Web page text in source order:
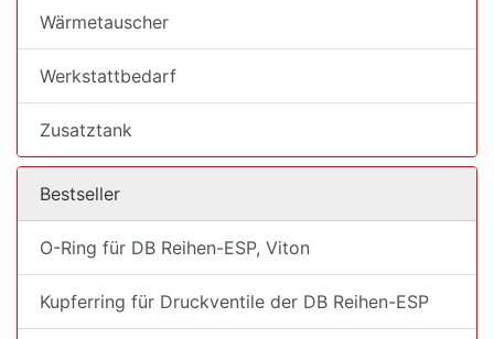
Wärmetauscher
Werkstattbedarf
Zusatztank
Bestseller
O-Ring für DB Reihen-ESP, Viton
Kupferring für Druckventile der DB Reihen-ESP